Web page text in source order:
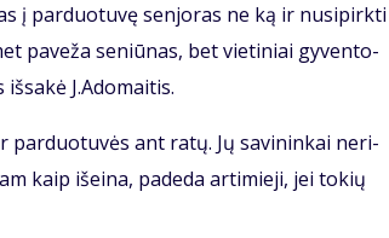
į par­duo­tu­vę sen­jo­ras ne ką ir nu­si­pirk­ti
pa­ve­ža se­niū­nas, bet vie­ti­niai gy­ven­to­
J.Ado­mai­tis.
par­duo­tu­vės ant ra­tų. Jų sa­vi­nin­kai ne­ri­
kaip iš­ei­na, pa­de­da ar­ti­mie­ji, jei to­kių